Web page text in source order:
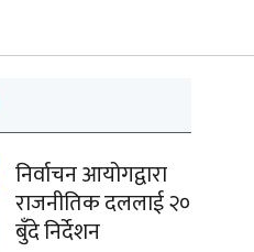
निर्वाचन आयोगद्वारा
राजनीतिक दललाई २०
बुँदे निर्देशन